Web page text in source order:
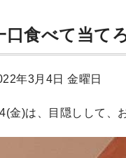
口食べて当て
年3月4日 金曜日
金)は、目隠しして、